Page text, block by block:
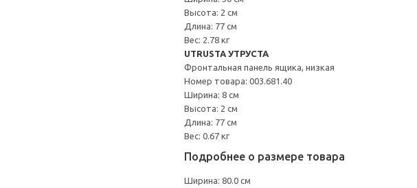
Высота: 2 см
Длина: 77 см
Вес: 2.78 кг
UTRUSTA УТРУСТА
Фронтальная панель ящика, низкая
Номер товара: 003.681.40
Ширина: 8 см
Высота: 2 см
Длина: 77 см
Вес: 0.67 кг
Подробнее о размере товара
Ширина: 80.0 см